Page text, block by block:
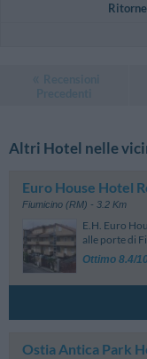
Altri Hotel nelle
Euro House Hotel
Fiumicino (RM) - 3.2 Km
E.H. Euro
alle porte di
Ottimo 8.4/
Ostia Antica Park